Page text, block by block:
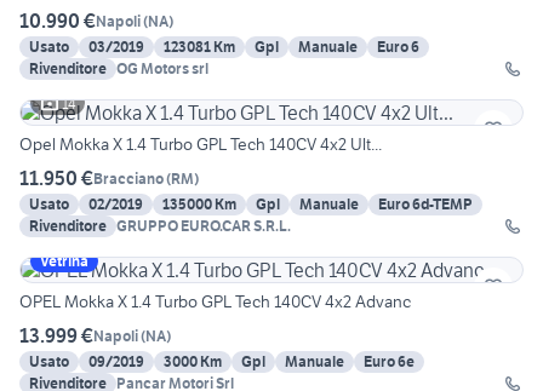
10.990 €Napoli(NA)
Usato
03/2019 123081 Km Gpl Manuale
Euro 6
Rivenditore OG Motors srl
14
Opel Mokka X 1.4 Turbo GPL Tech 140CV 4x2 Ult...
11.950 €Bracciano(RM)
Usato
02/2019 135000 Km Gpl Manuale
Euro 6d-TEMP
Rivenditore GRUPPO EURO.CAR S.R.L.
Vetrina
OPEL Mokka X 1.4 Turbo GPL Tech 140CV 4x2 Advanc
13.999 €Napoli(NA)
Usato
09/2019 3000 Km Gpl Manuale
Euro 6e
Rivenditore Pancar Motori Srl